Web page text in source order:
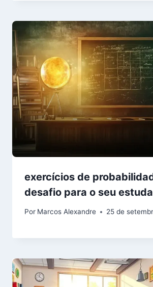
exercícios de
desafio para o seu
Por Marcos Alexandre 25 de